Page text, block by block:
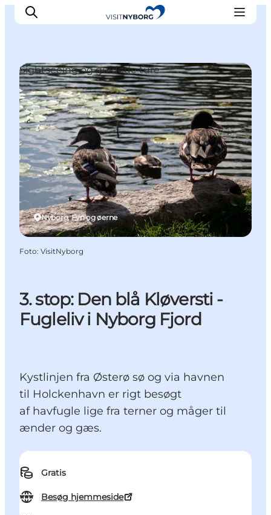
Oplev Nyborg
Outdoor
Det sker i Nyborg
Sprogø
Planlæg din tur
Book & køb
3. stop: Den blå Kløversti -
Fugleliv i Nyborg Fjord
Kystlinjen fra Østerø sø og via havnen
til Holckenhavn er rigt besøgt
af havfugle lige fra terner og måger til
ænder og gæs.
Gratis
Besøg hjemmeside
Nyborg, Fyn og øerne
Sightseeing og guidede ture
Foto: VisitNyborg